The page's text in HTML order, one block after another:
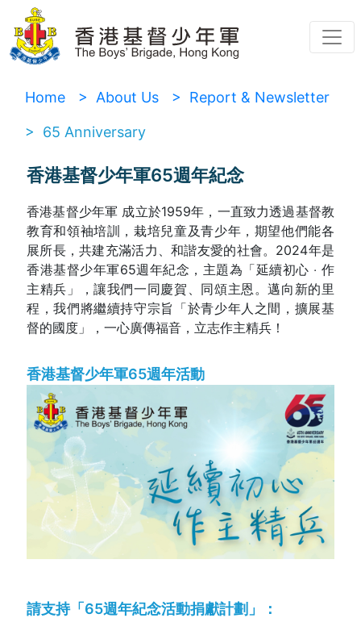
Home > About Us > Report & Newsletter
> 65 Anniversary
香港基督少年軍65週年紀念
香港基督少年軍 成立於1959年，一直致力透過基督教
教育和領袖培訓，栽培兒童及青少年，期望他們能各
展所長，共建充滿活力、和諧友愛的社會。2024年是
香港基督少年軍65週年紀念，主題為「延續初心 ‧ 作
主精兵」，讓我們一同慶賀、同頌主恩。邁向新的里
程，我們將繼續持守宗旨「於青少年人之間，擴展基
督的國度」，一心廣傳福音，立志作主精兵！
香港基督少年軍65週年活動
請支持「65週年紀念活動捐獻計劃」：